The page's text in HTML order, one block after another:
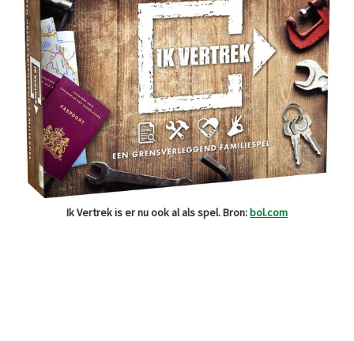
Ik Vertrek is er nu ook al als spel. Bron: bol.com